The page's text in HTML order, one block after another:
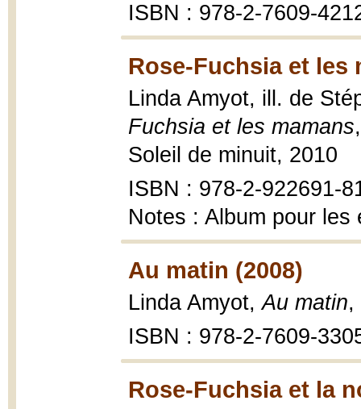
ISBN : 978-2-7609-
Rose-Fuchsia et les
Linda Amyot, ill. de
Fuchsia et les mamans
Soleil de minuit, 2010
ISBN : 978-2-922691-
Notes : Album pour les
Au matin (2008)
Linda Amyot,Au matin,
ISBN : 978-2-7609-
Rose-Fuchsia et la